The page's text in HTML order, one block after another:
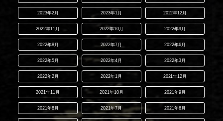
2023年2月 2023年1月 2022年12月
2022年11月 2022年10月 2022年9月
2022年8月 2022年7月 2022年6月
2022年5月 2022年4月 2022年3月
2022年2月 2022年1月 2021年12月
2021年11月 2021年10月 2021年9月
2021年8月 2021年7月 2021年6月